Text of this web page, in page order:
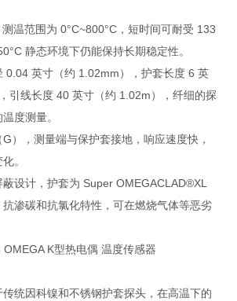
测温范围为 0°C~800°C，短时间可耐受 133
静态环境下仍能保持长期稳定性。
0.04 英寸（约 1.02mm），护套长度 6 英
引线长度 40 英寸（约 1.02m），纤细的探
度测量。
G），测量端与保护套接地，响应速度快，
。
蔽设计，护套为 Super OMEGACLAD®XL
渗碳和抗氯化特性，可在燃烧气体等恶劣
传统因科镍和不锈钢护套探头，在高温下的